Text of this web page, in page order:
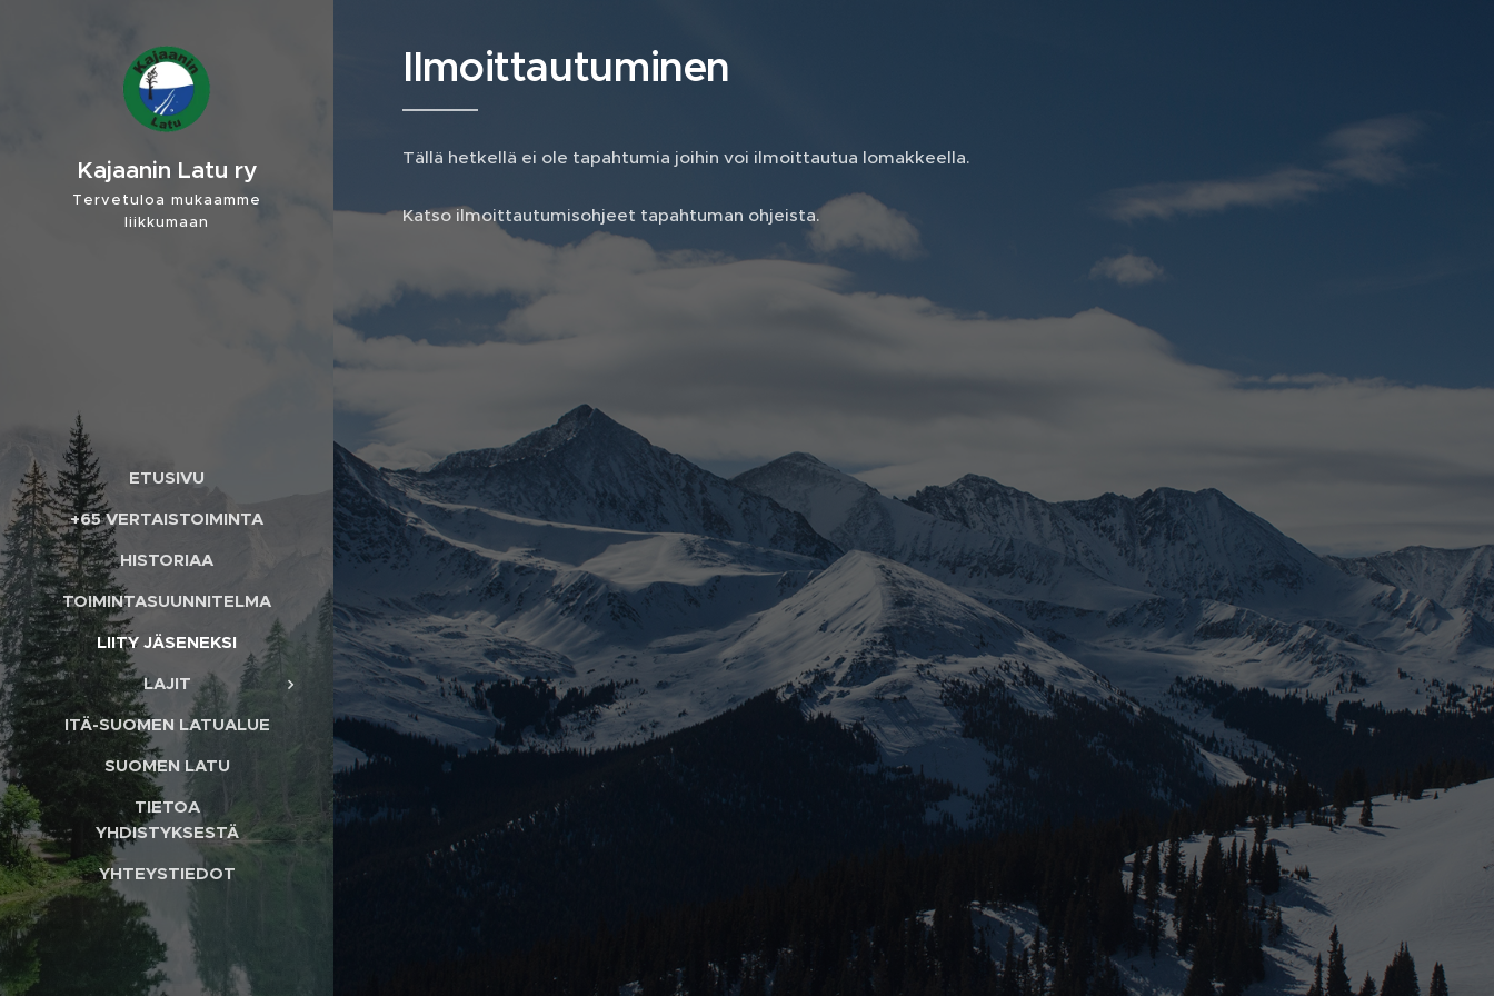
Kajaanin Latu ry
Tervetuloa mukaamme
liikkumaan
ETUSIVU
+65 VERTAISTOIMINTA
HISTORIAA
TOIMINTASUUNNITELMA
LIITY JÄSENEKSI
LAJIT
ITÄ-SUOMEN LATUALUE
SUOMEN LATU
TIETOA
YHDISTYKSESTÄ
YHTEYSTIEDOT
Ilmoittautuminen
Tällä hetkellä ei ole tapahtumia joihin voi ilmoittautua lomakkeella.
Katso ilmoittautumisohjeet tapahtuman ohjeista.